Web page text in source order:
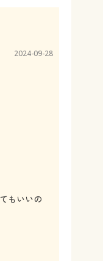
2024-09-28
もいいの